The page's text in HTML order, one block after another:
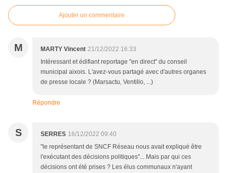
Ajouter un commentaire
M MARTY Vincent 21/12/2022 16:33
Intéressant et édifiant reportage "en direct" du conseil
municipal aixois. L'avez-vous partagé avec d'autres organes
de presse locale ? (Marsactu, Ventillo, ...)
Répondre
S SERRES 16/12/2022 09:40
"le représentant de SNCF Réseau nous avait expliqué être
l'exécutant des décisions politiques"... Mais par qui ces
décisions ont été prises ? Les élus communaux n'ayant